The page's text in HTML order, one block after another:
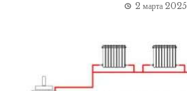
2 марта 2025